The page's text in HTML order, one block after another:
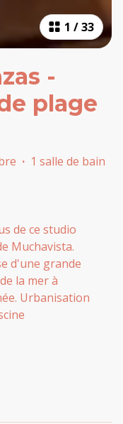
1 /33
-
plage
· 1 salle de bain
de ce studio
Muchavista.
d'une grande
la mer à
Urbanisation